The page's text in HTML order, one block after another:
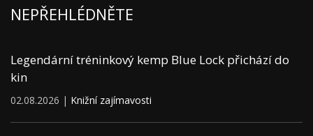
NEPŘEHLÉDNĚTE
Legendární tréninkový kemp Blue Lock přichází do
kin
02.08.2026 | Knižní zajímavosti